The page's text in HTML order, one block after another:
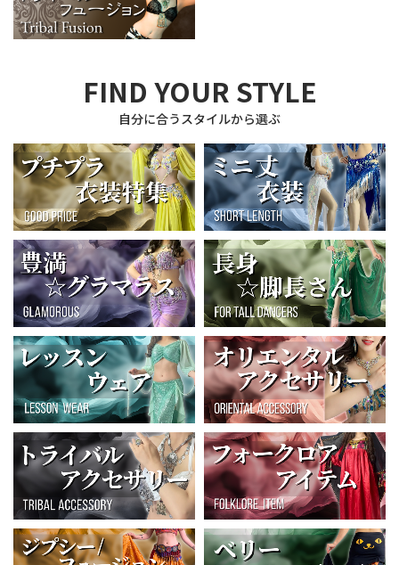
FIND YOUR STYLE
自分に合うスタイルから選ぶ